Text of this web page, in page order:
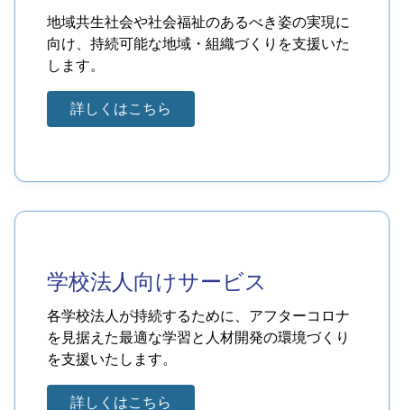
地域共生社会や社会福祉のあるべき姿の実現に
向け、持続可能な地域・組織づくりを支援いた
します。
詳しくはこちら
学校法人向けサービス
各学校法人が持続するために、アフターコロナ
を見据えた最適な学習と人材開発の環境づくり
を支援いたします。
詳しくはこちら